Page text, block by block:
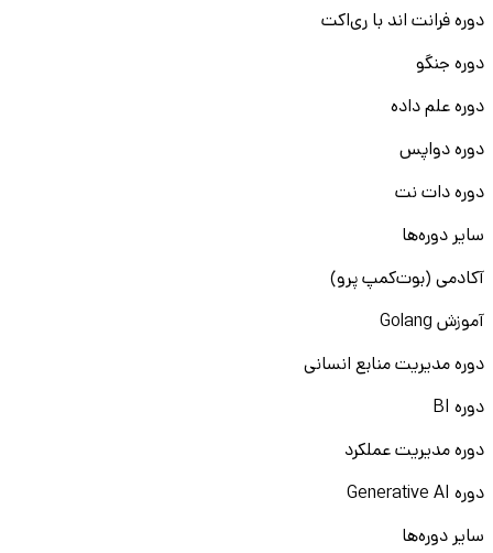
دوره فرانت اند با ری‌اکت
دوره جنگو
دوره علم داده
دوره دواپس
دوره دات نت
سایر دوره‌ها
آکادمی (بوت‌کمپ پرو)
آموزش Golang
دوره مدیریت منابع انسانی
دوره BI
دوره مدیریت عملکرد
دوره Generative AI
سایر دوره‌ها